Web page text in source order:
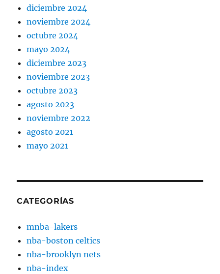
diciembre 2024
noviembre 2024
octubre 2024
mayo 2024
diciembre 2023
noviembre 2023
octubre 2023
agosto 2023
noviembre 2022
agosto 2021
mayo 2021
CATEGORÍAS
mnba-lakers
nba-boston celtics
nba-brooklyn nets
nba-index